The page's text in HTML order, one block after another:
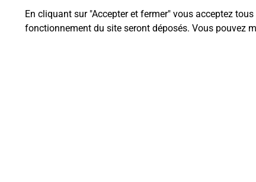
En cliquant sur "Accepter et fermer" vous acceptez
fonctionnement du site seront déposés. Vous pouvez
Questions
Comment retourner un colis